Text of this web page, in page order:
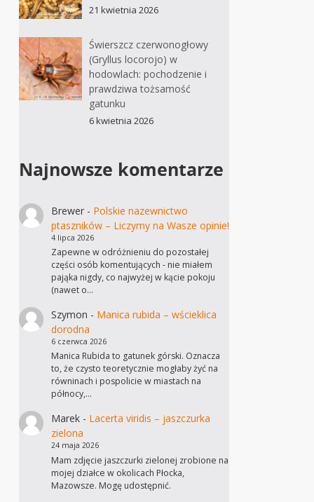
21 kwietnia 2026
Świerszcz czerwonogłowy
(Gryllus locorojo) w
hodowlach: pochodzenie i
prawdziwa tożsamość
gatunku
6 kwietnia 2026
Najnowsze komentarze
Brewer- Polskie nazewnictwo
ptaszników – Liczymy na Wasze opinie!
4 lipca 2026
Zapewne w odróżnieniu do pozostałej
części osób komentujących - nie miałem
pająka nigdy, co najwyżej w kącie pokoju
(nawet o…
Szymon - Manica rubida – wścieklica
dorodna
6 czerwca 2026
Manica Rubida to gatunek górski. Oznacza
to, że czysto teoretycznie mogłaby żyć na
równinach i pospolicie w miastach na
północy,…
Marek- Lacerta viridis – jaszczurka
zielona
24 maja 2026
Mam zdjęcie jaszczurki zielonej zrobione na
mojej działce w okolicach Płocka,
Mazowsze. Mogę udostępnić.